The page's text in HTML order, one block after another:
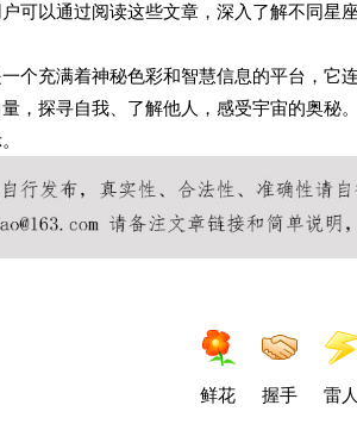
可以通过阅读这些文章，深入了解不同星
个充满着神秘色彩和智慧信息的平台，
，探寻自我、了解他人，感受宇宙的奥秘
鲜花 握手 雷